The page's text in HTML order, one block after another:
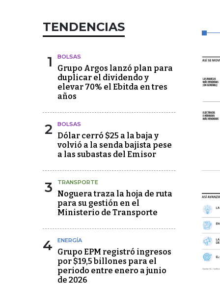
TENDENCIAS
1 BOLSAS
Grupo Argos lanzó plan para
duplicar el dividendo y
elevar 70% el Ebitda en tres
años
2 BOLSAS
Dólar cerró $25 a la baja y
volvió a la senda bajista pese
a las subastas del Emisor
3 TRANSPORTE
Noguera traza la hoja de ruta
para su gestión en el
Ministerio de Transporte
4 ENERGÍA
Grupo EPM registró ingresos
por $19,5 billones para el
periodo entre enero a junio
de 2026